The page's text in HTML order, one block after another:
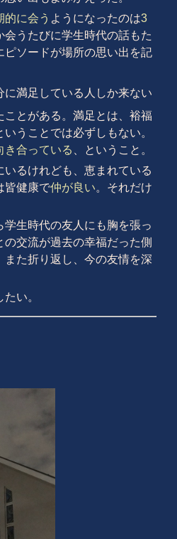
的に会う ようになったのは3
会うたびに学生時代の話もた
ピソードが場所の思い出を記
に満足している人しか来ない
ことがある。満足とは、裕福
うことでは必ずしもない。
き合っている 、ということ。
るけれども、恵まれている
皆健康で仲が良い。それだけ
学生時代の友人にも胸を張っ
交流が過去の幸福だった側
また折り返し、今の友情を深
い。